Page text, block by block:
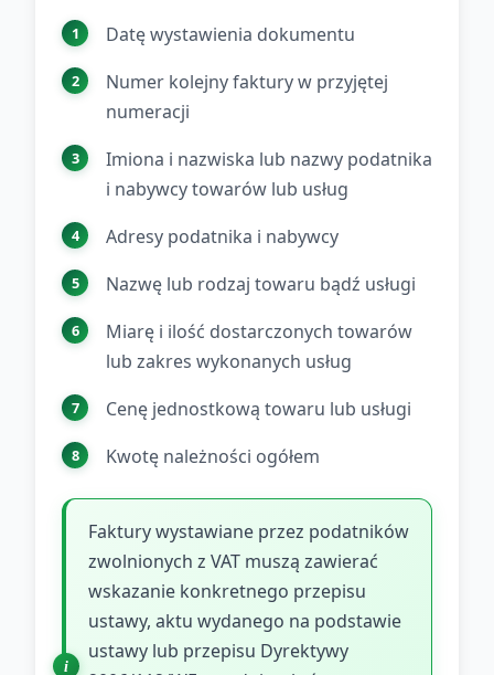
Datę wystawienia dokumentu
Numer kolejny faktury w przyjętej
numeracji
Imiona i nazwiska lub nazwy podatnika
i nabywcy towarów lub usług
Adresy podatnika i nabywcy
Nazwę lub rodzaj towaru bądź usługi
Miarę i ilość dostarczonych towarów
lub zakres wykonanych usług
Cenę jednostkową towaru lub usługi
Kwotę należności ogółem
Faktury wystawiane przez podatników
zwolnionych z VAT muszą zawierać
wskazanie konkretnego przepisu
ustawy, aktu wydanego na podstawie
ustawy lub przepisu Dyrektywy